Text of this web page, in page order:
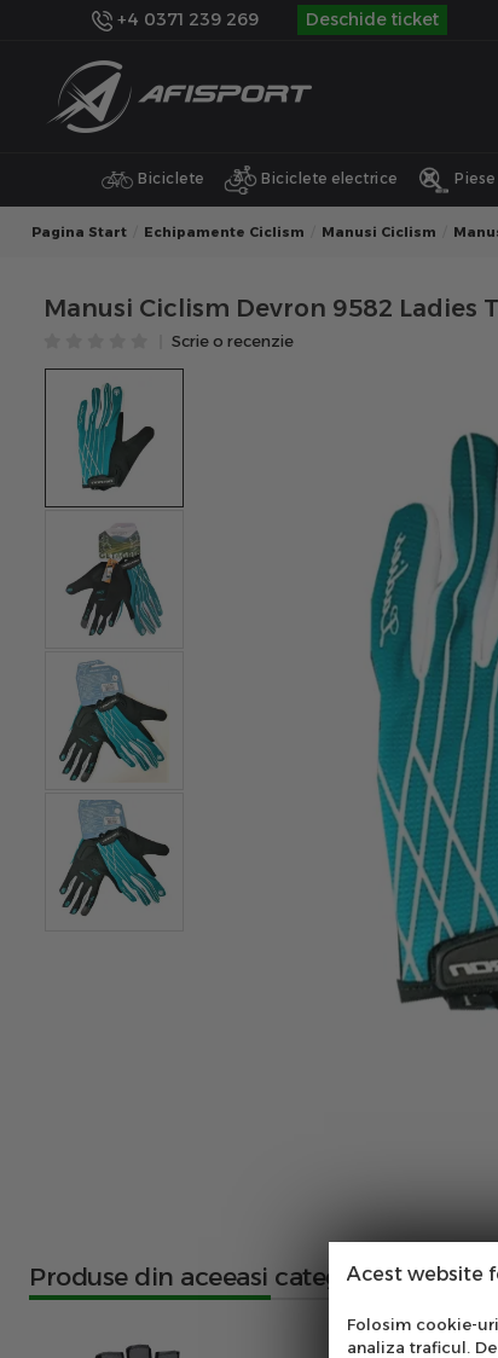
+4 0371 239 269 Deschide ticket
Biciclete Biciclete electrice Piese
Pagina Start Echipamente Ciclism Manusi Ciclism
Manusi Ciclism Devron 9582 Ladies
Scrie o recenzie
Produse din aceeasi categorieAcest website
Folosim cookie-
analiza traficul.